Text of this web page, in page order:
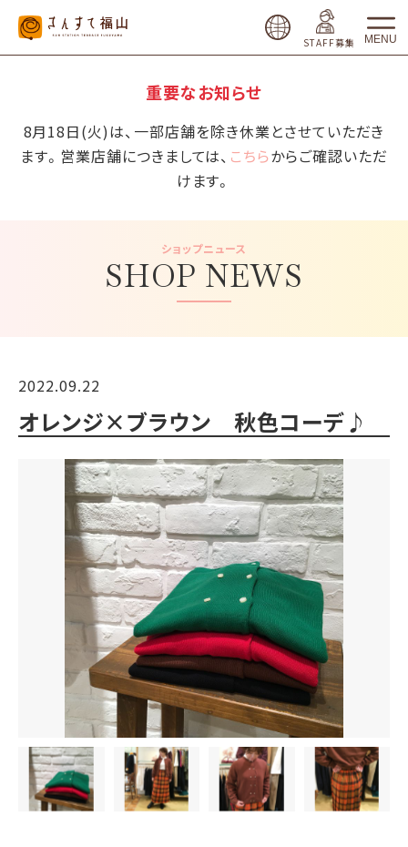
STAFF募集 MENU
重要なお知らせ
8月18日(火)は、一部店舗を除き休業とさせていただき
ます。営業店舗につきましては、 こちらからご確認いただ
けます。
SHOP NEWS
ショップニュース
2022.09.22
オレンジ×ブラウン 秋色コーデ♪